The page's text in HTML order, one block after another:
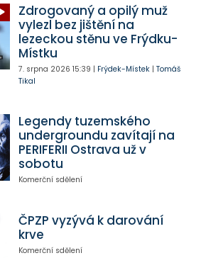
Zdrogovaný a opilý muž
vylezl bez jištění na
lezeckou stěnu ve Frýdku-
Místku
7. srpna 2026 15:39 | Frýdek-Místek| Tomáš
Tikal
Legendy tuzemského
undergroundu zavítají na
PERIFERII Ostrava už v
sobotu
Komerční sdělení
ČPZP vyzývá k darování
krve
Komerční sdělení